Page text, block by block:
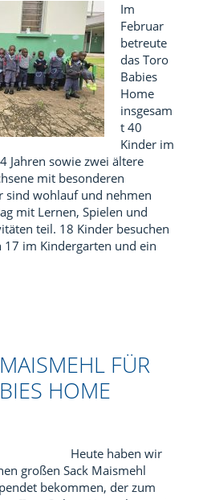
Im
Februar
betreute
das Toro
Babies
Home
insgesam
t 40
Kinder im
Jahren sowie zwei ältere
mit besonderen
sind wohlauf und nehmen
mit Lernen, Spielen und
teil. 18 Kinder besuchen
17 im Kindergarten und ein
FÜR
HOME
Heute haben wir
großen Sack Maismehl
bekommen, der zum